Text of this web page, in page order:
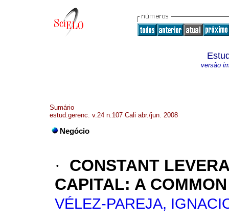
versão
Sumário
estud.gerenc. v.24 n.107 Cali abr./jun. 2008
Negócio
·
CONSTANT
CAPITAL: A
VÉLEZ-PAREJA,